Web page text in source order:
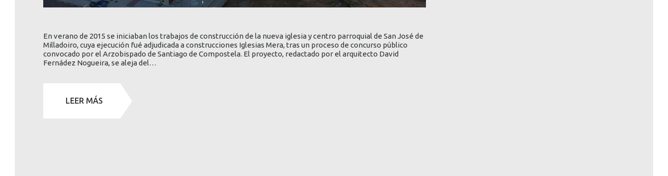
En verano de 2015 se iniciaban los trabajos de construcción de la nueva iglesia y centro parroquial de San José de
Milladoiro, cuya ejecución fué adjudicada a construcciones Iglesias Mera, tras un proceso de concurso público
convocado por el Arzobispado de Santiago de Compostela. El proyecto, redactado por el arquitecto David
Fernádez Nogueira, se aleja del…
LEER MÁS